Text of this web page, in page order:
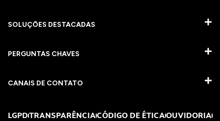
SOLUÇÕES DESTACADAS
PERGUNTAS CHAVES​
CANAIS DE CONTATO
LGPDTRANSPARÊNCIACÓDIGO DE ÉTICAOUVIDORIA